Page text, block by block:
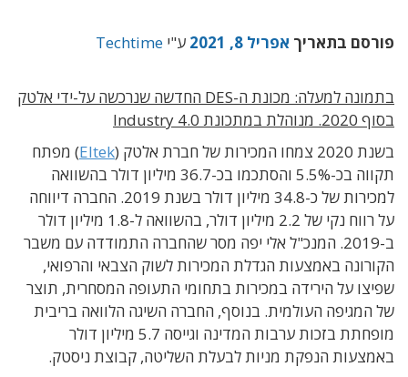
פורסם בתאריך אפריל 8, 2021 ע"י Techtime
בתמונה למעלה: מכונת ה-DES החדשה שנרכשה על-ידי אלטק
בסוף 2020. מנוהלת במתכונת Industry 4.0
בשנת 2020 צמחו המכירות של חברת אלטק (
Eltek) מפתח
תקווה בכ-5.5% והסתכמו בכ-36.7 מיליון דולר בהשוואה
למכירות של כ-34.8 מיליון דולר בשנת 2019. החברה דיווחה
על רווח נקי של 2.2 מיליון דולר, בהשוואה ל-1.8 מיליון דולר
ב-2019. המנכ"ל אלי יפה מסר שהחברה התמודדה עם משבר
הקורונה באמצעות הגדלת המכירות לשוק הצבאי והרפואי,
שפיצו על הירידה במכירות בתחומי התעופה המסחרית, תוצר
של המגיפה העולמית. בנוסף, החברה השיגה הלוואה בריבית
מופחתת בזכות ערבות המדינה וגייסה 5.7 מיליון דולר
באמצעות הנפקת מניות לבעלת השליטה, קבוצת ניסטק.